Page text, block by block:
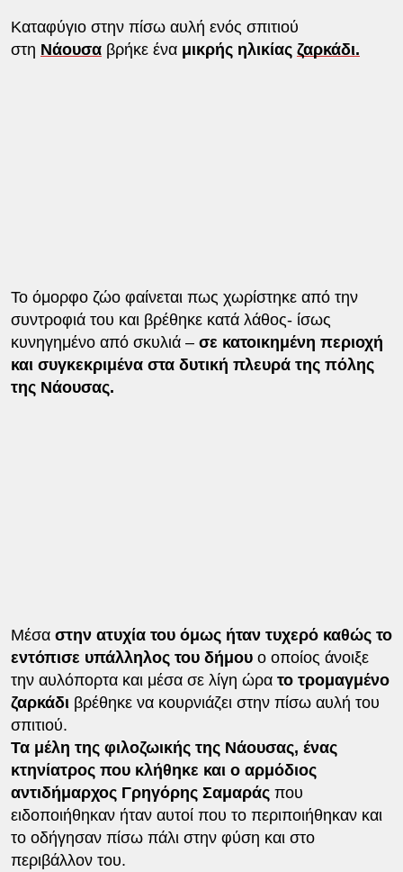
Καταφύγιο στην πίσω αυλή ενός σπιτιού
στη Νάουσαβρήκε έναμικρής ηλικίας ζαρκάδι.
Το όμορφο ζώο φαίνεται πως χωρίστηκε από την
συντροφιά του και βρέθηκε κατά λάθος- ίσως
κυνηγημένο από σκυλιά – σε κατοικημένη περιοχή
και συγκεκριμένα στα δυτική πλευρά της πόλης
της Νάουσας.
Μέσα στην ατυχία του όμως ήταν τυχερό καθώς το
εντόπισε υπάλληλος του δήμου ο οποίος άνοιξε
την αυλόπορτα και μέσα σε λίγη ώρα το τρομαγμένο
ζαρκάδι βρέθηκε να κουρνιάζει στην πίσω αυλή του
σπιτιού.
Τα μέλη της φιλοζωικής της Νάουσας, ένας
κτηνίατρος που κλήθηκε και ο αρμόδιος
αντιδήμαρχος Γρηγόρης Σαμαράςπου
ειδοποιήθηκαν ήταν αυτοί που το περιποιήθηκαν και
το οδήγησαν πίσω πάλι στην φύση και στο
περιβάλλον του.